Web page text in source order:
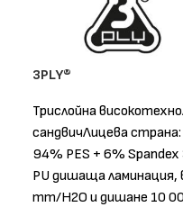
3PLY®
Трислойна
сандвичЛицева
94% PES + 6%
PU дишаща
mm/H2O и дишане 10